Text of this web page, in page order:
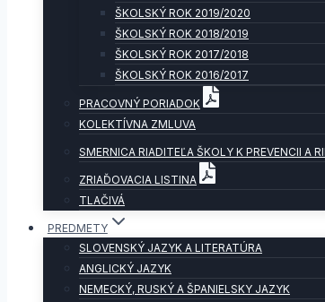
ŠKOLSKÝ ROK 2019/2020
ŠKOLSKÝ ROK 2018/2019
ŠKOLSKÝ ROK 2017/2018
ŠKOLSKÝ ROK 2016/2017
PRACOVNÝ PORIADOK
KOLEKTÍVNA ZMLUVA
SMERNICA RIADITEĽA ŠKOLY K PREVENCII A
ZRIAĎOVACIA LISTINA
TLAČIVÁ
PREDMETY
SLOVENSKÝ JAZYK A LITERATÚRA
ANGLICKÝ JAZYK
NEMECKÝ, RUSKÝ A ŠPANIELSKY JAZYK